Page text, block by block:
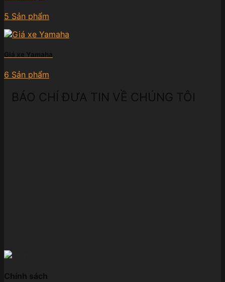
5 Sản phẩm
Giá xe Yamaha
6 Sản phẩm
BÁO CHÍ ĐƯA TIN VỀ CHÚNG TÔI
Chính sách